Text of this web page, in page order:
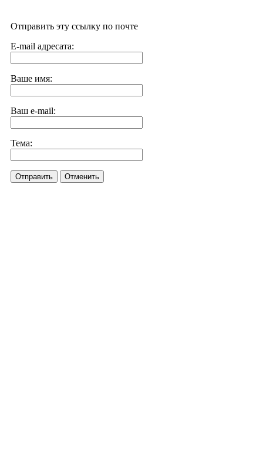
Отправить эту ссылку по почте
E-mail адресата:
Ваше имя:
Ваш e-mail:
Тема:
Отправить Отменить